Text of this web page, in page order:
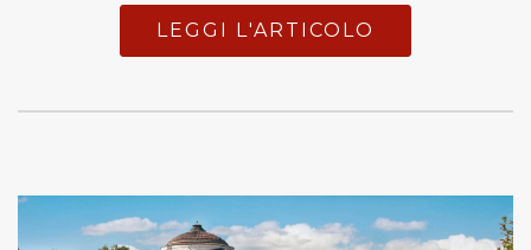
LEGGI L'ARTICOLO